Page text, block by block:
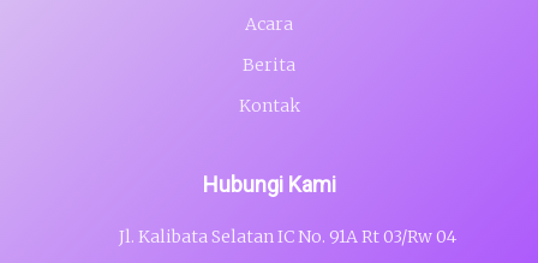
Acara
Berita
Kontak
Hubungi Kami
Jl. Kalibata Selatan IC No. 91A Rt 03/Rw 04